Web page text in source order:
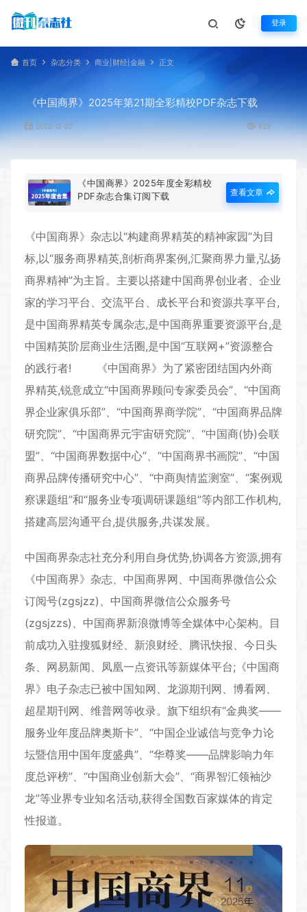
登录
首页 杂志分类 商业|财经|金融 正文
《中国商界》2025年第21期全彩精校PDF杂志下载
2025-12-02 929
《中国商界》2025年度全彩精校
PDF杂志合集订阅下载
查看文章
《中国商界》杂志以“构建商界精英的精神家园”为目
标,以“服务商界精英,剖析商界案例,汇聚商界力量,弘扬
商界精神”为主旨。主要以搭建中国商界创业者、企业
家的学习平台、交流平台、成长平台和资源共享平台,
是中国商界精英专属杂志,是中国商界重要资源平台,是
中国精英阶层商业生活圈,是中国“互联网+”资源整合
的践行者! 《中国商界》为了紧密团结国内外商
界精英,锐意成立“中国商界顾问专家委员会”、“中国商
界企业家俱乐部”、“中国商界商学院”、“中国商界品牌
研究院”、“中国商界元宇宙研究院”、“中国商(协)会联
盟”、“中国商界数据中心”、“中国商界书画院”、“中国
商界品牌传播研究中心”、“中商舆情监测室”、“案例观
察课题组”和“服务业专项调研课题组”等内部工作机构,
搭建高层沟通平台,提供服务,共谋发展。
中国商界杂志社充分利用自身优势,协调各方资源,拥有
《中国商界》杂志、中国商界网、中国商界微信公众
订阅号(zgsjzz)、中国商界微信公众服务号
(zgsjzzs)、中国商界新浪微博等全媒体中心架构。目
前成功入驻搜狐财经、新浪财经、腾讯快报、今日头
条、网易新闻、凤凰一点资讯等新媒体平台;《中国商
界》电子杂志已被中国知网、龙源期刊网、博看网、
超星期刊网、维普网等收录。旗下组织有“金典奖——
服务业年度品牌奥斯卡”、“中国企业诚信与竞争力论
坛暨信用中国年度盛典”、“华尊奖——品牌影响力年
度总评榜”、“中国商业创新大会”、“商界智汇领袖沙
龙”等业界专业知名活动,获得全国数百家媒体的肯定
性报道。